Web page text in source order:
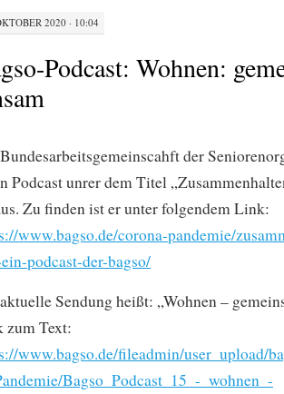
2020 · 10:04
Podcast: Wohnen:
der
Podcast unrer dem Titel
Zu finden ist er unter folgendem Link:
www.bagso.de/corona-pandemie/
podcast-der-bagso/
Sendung heißt: „Wohnen –
zum Text:
www.bagso.de/fileadmin/user_upload/
Bagso_Podcast_15_-_wohnen_-